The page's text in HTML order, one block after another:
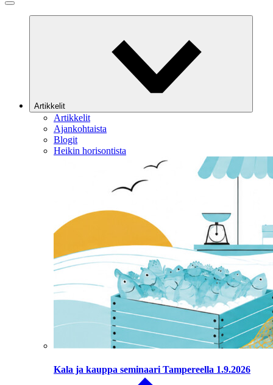
Artikkelit
Artikkelit
Ajankohtaista
Blogit
Heikin horisontista
Kala ja kauppa seminaari Tampereella 1.9.2026